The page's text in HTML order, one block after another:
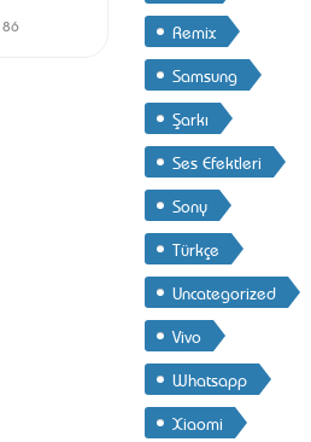
Remix
Samsung
Şarkı
Ses Efektleri
Sony
Türkçe
Uncategorized
Vivo
Whatsapp
Xiaomi